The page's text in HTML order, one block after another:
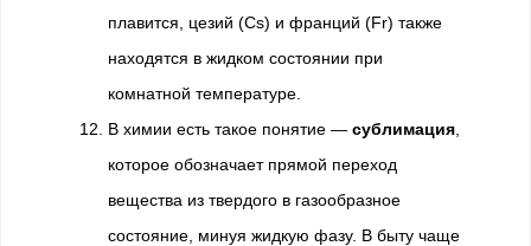
плавится, цезий (Cs) и франций (Fr) также
находятся в жидком состоянии при
комнатной температуре.
В химии есть такое понятие — сублимация
которое обозначает прямой переход
вещества из твердого в газообразное
состояние, минуя жидкую фазу. В быту чаще